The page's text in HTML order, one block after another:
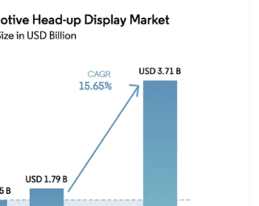
Image © Mordor Intelligence. La réutilisation